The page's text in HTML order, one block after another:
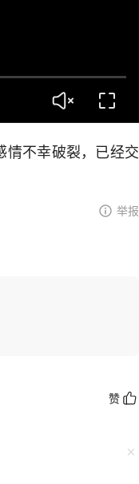
情不幸破裂，已经交
举报
赞